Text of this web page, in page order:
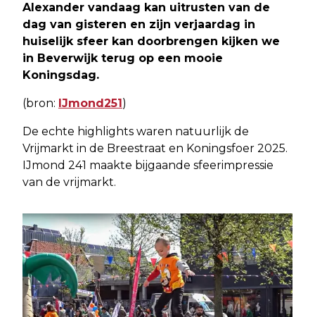
Alexander vandaag kan uitrusten van de
dag van gisteren en zijn verjaardag in
huiselijk sfeer kan doorbrengen kijken we
in Beverwijk terug op een mooie
Koningsdag.
(bron: IJmond251)
De echte highlights waren natuurlijk de
Vrijmarkt in de Breestraat en Koningsfoer 2025.
IJmond 241 maakte bijgaande sfeerimpressie
van de vrijmarkt.